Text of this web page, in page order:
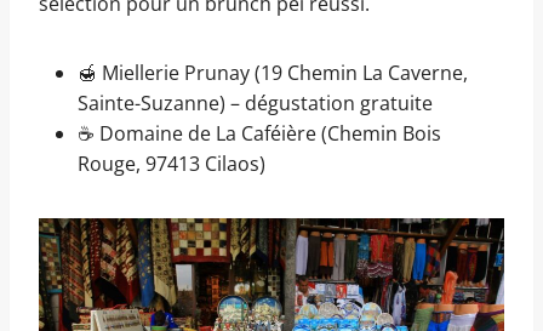
🍯 Miellerie Prunay (19 Chemin La Caverne,
Sainte-Suzanne) – dégustation gratuite
☕ Domaine de La Caféière (Chemin Bois
Rouge, 97413 Cilaos)